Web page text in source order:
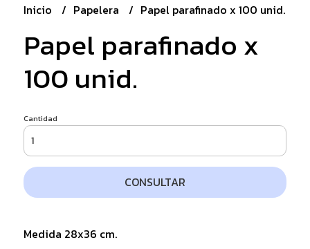
Inicio Papelera Papel parafinado x 100 unid.
Papel parafinado x
100 unid.
Cantidad
CONSULTAR
Medida 28x36 cm.